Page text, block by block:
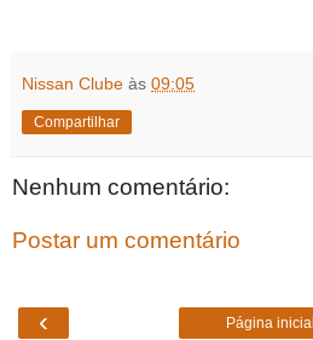
Nissan Clube às 09:05
Compartilhar
Nenhum comentário:
Postar um comentário
‹ Página inicial